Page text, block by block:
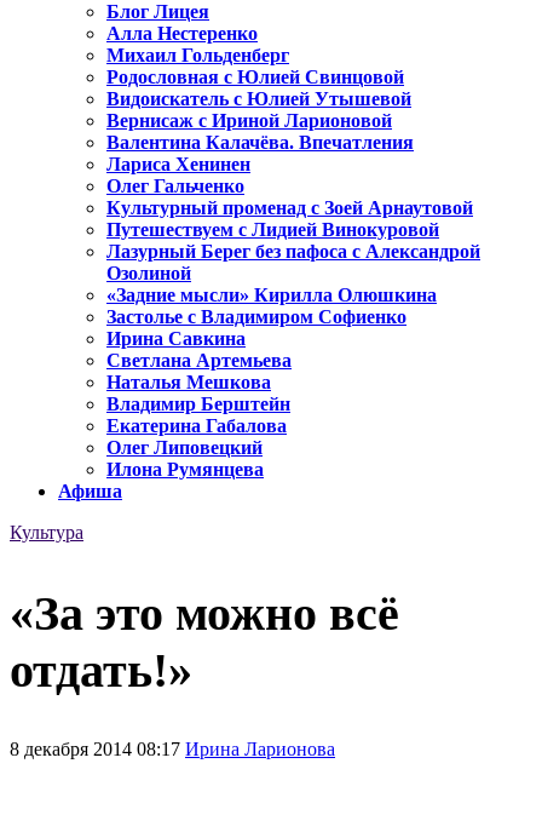
Блог Лицея
Алла Нестеренко
Михаил Гольденберг
Родословная с Юлией Свинцовой
Видоискатель с Юлией Утышевой
Вернисаж с Ириной Ларионовой
Валентина Калачёва. Впечатления
Лариса Хенинен
Олег Гальченко
Культурный променад с Зоей Арнаутовой
Путешествуем с Лидией Винокуровой
Лазурный Берег без пафоса с Александрой
Озолиной
«Задние мысли» Кирилла Олюшкина
Застолье с Владимиром Софиенко
Ирина Савкина
Светлана Артемьева
Наталья Мешкова
Владимир Берштейн
Екатерина Габалова
Олег Липовецкий
Илона Румянцева
Афиша
Культура
«За это можно всё
отдать!»
8 декабря 2014 08:17 Ирина Ларионова